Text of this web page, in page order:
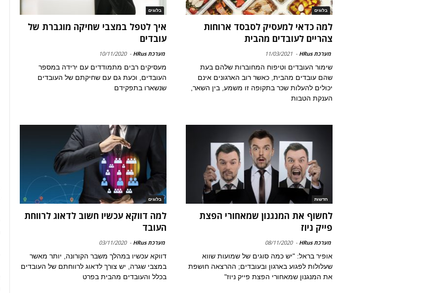
בלוגים
למה כדאי למעסיק לסבסד ארוחות
צהריים לעובדים מהבית
מערכת HRus -
11/03/2021
שימור העובדים וטיפוח המחוברות שלהם בעת
שהם עובדים מהבית, כאשר רוב הארגונים אינם
יכולים להעלות שכר בתקופה זו משמע, בין השאר,
הענקת הטבות
בלוגים
איך לטפל במצבי שחיקה מוגברת של
עובדים
מערכת HRus -
10/11/2020
מעסיקים רבים מתמודדים עם ירידה במספר
העובדים, וכעת גם עם שחיקתם של העובדים
שנשארו בתפקידם
חדשות
לחשוף את המנגנון שמאחורי הפצת
פייק ניוז
מערכת HRus -
08/11/2020
אופיר בראל: "יש כמה סוגים של שמועות שווא
שעלולות לפגוע בארגון ובעובדים; ההרצאה חושפת
את המנגנון שמאחורי הפצת פייק ניוז"
בלוגים
למה דווקא עכשיו חשוב לדאוג לרווחת
העובד
מערכת HRus -
03/11/2020
דווקא עכשיו במהלך משבר הקורונה, יותר מאשר
במצבי שגרה, יש צורך לדאוג לרווחתם של העובדים
בכלל והעובדים מהבית בפרט